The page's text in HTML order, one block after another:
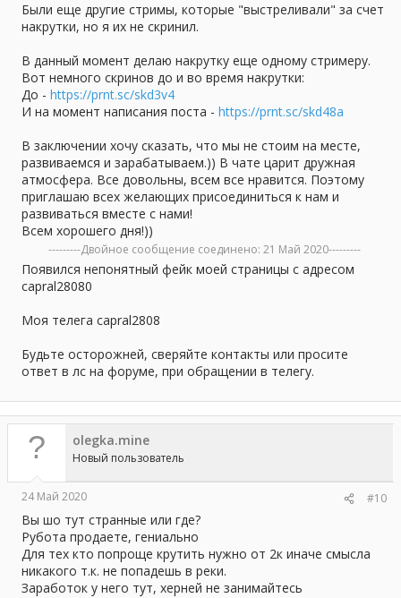
Были еще другие стримы, которые "выстреливали" за счет
накрутки, но я их не скринил.
В данный момент делаю накрутку еще одному стримеру.
Вот немного скринов до и во время накрутки:
До - https://prnt.sc/skd3v4
И на момент написания поста - https://prnt.sc/skd48a
В заключении хочу сказать, что мы не стоим на месте,
развиваемся и зарабатываем.)) В чате царит дружная
атмосфера. Все довольны, всем все нравится. Поэтому
приглашаю всех желающих присоединиться к нам и
развиваться вместе с нами!
Всем хорошего дня!))
---------Двойное сообщение соединено: 21 Май 2020---------
Появился непонятный фейк моей страницы с адресом
capral28080
Моя телега capral2808
Будьте осторожней, сверяйте контакты или просите
ответ в лс на форуме, при обращении в телегу.
olegka.mine
Новый пользователь
24 Май 2020 #10
Вы шо тут странные или где?
Рубота продаете, гениально
Для тех кто попроще крутить нужно от 2к иначе смысла
никакого т.к. не попадешь в реки.
Заработок у него тут, херней не занимайтесь